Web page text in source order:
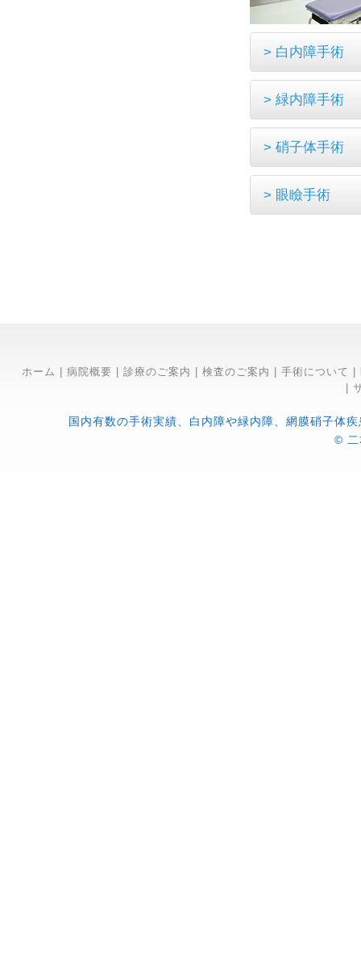
> 白内障手術
> 緑内障手術
> 硝子体手術
> 眼瞼手術
ホーム 病院概要 診療のご案内 検査のご案内 手術について
国内有数の手術実績、白内障や緑内障、網膜硝子体
© 二